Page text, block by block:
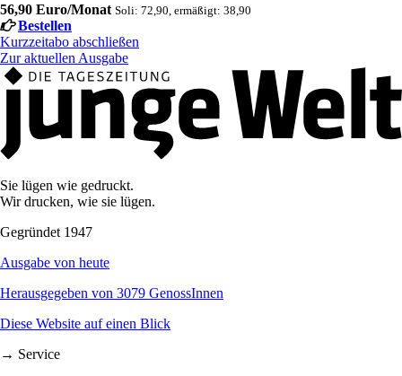
56,90 Euro/Monat Soli: 72,90, ermäßigt: 38,90
Bestellen
Kurzzeitabo abschließen
Zur aktuellen Ausgabe
Sie lügen wie gedruckt.
Wir drucken, wie sie lügen.
Gegründet 1947
Ausgabe von heute
Herausgegeben von 3079 GenossInnen
Diese Website auf einen Blick
→ Service